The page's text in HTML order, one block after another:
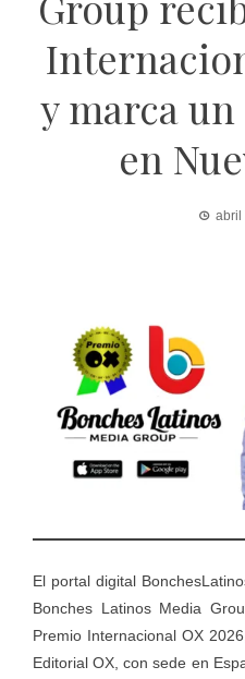
y marca
en
abril
El portal digital
Bonches Latinos Media
Premio Internacional OX
Editorial OX, con sede en